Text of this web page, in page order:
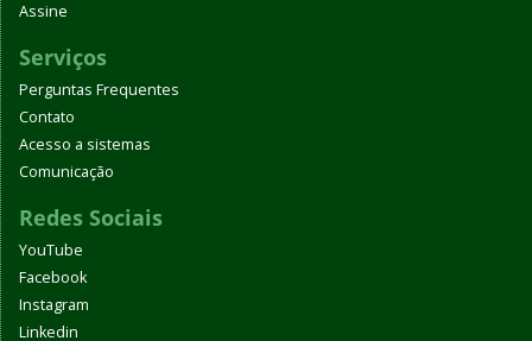
Assine
Serviços
Perguntas Frequentes
Contato
Acesso a sistemas
Comunicação
Redes Sociais
YouTube
Facebook
Instagram
Linkedin